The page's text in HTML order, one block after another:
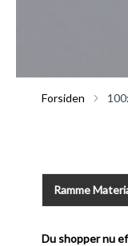
Forsiden
Du shopper nu
Ramme